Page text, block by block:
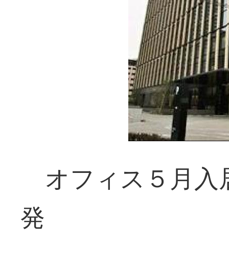
オフィス５月
発